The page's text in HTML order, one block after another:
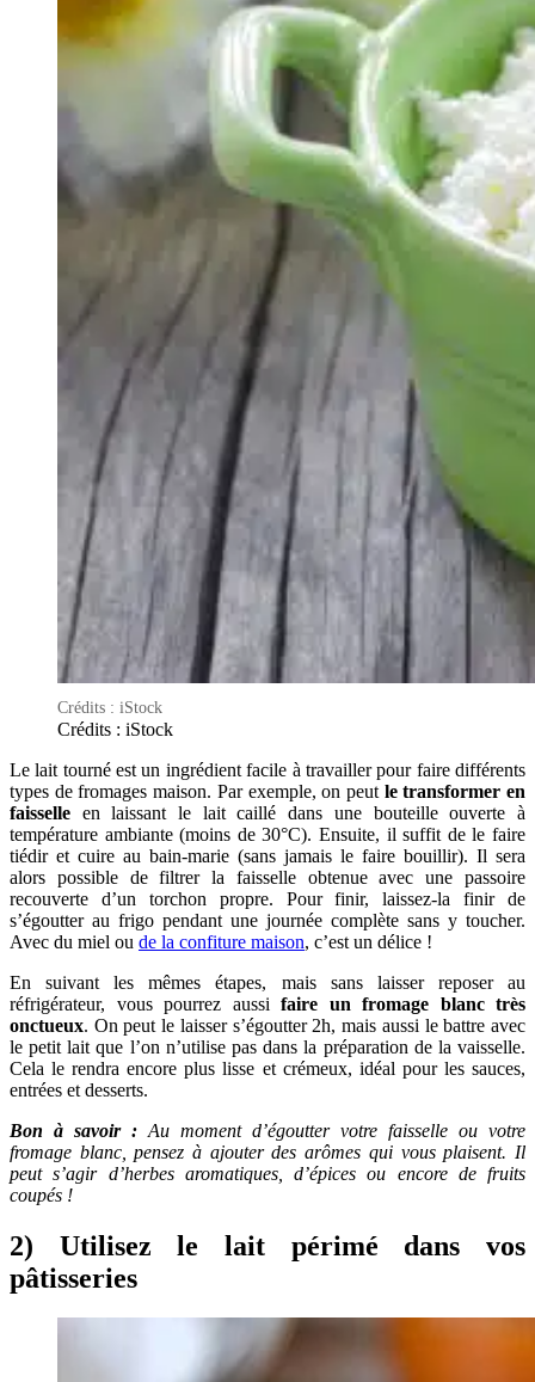
Crédits : iStock
Crédits : iStock
Le lait tourné est un ingrédient facile à travailler pour faire différents
types de fromages maison. Par exemple, on peut le transformer en
faisselle en laissant le lait caillé dans une bouteille ouverte à
température ambiante (moins de 30°C). Ensuite, il suffit de le faire
tiédir et cuire au bain-marie (sans jamais le faire bouillir). Il sera
alors possible de filtrer la faisselle obtenue avec une passoire
recouverte d’un torchon propre. Pour finir, laissez-la finir de
s’égoutter au frigo pendant une journée complète sans y toucher.
Avec du miel ou de la confiture maison, c’est un délice !
En suivant les mêmes étapes, mais sans laisser reposer au
réfrigérateur, vous pourrez aussi faire un fromage blanc très
onctueux. On peut le laisser s’égoutter 2h, mais aussi le battre avec
le petit lait que l’on n’utilise pas dans la préparation de la vaisselle.
Cela le rendra encore plus lisse et crémeux, idéal pour les sauces,
entrées et desserts.
Bon à savoir : Au moment d’égoutter votre faisselle ou votre
fromage blanc, pensez à ajouter des arômes qui vous plaisent. Il
peut s’agir d’herbes aromatiques, d’épices ou encore de fruits
coupés !
2) Utilisez le lait périmé dans vos
pâtisseries